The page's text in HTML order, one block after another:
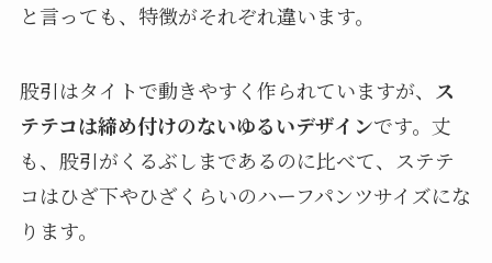
と言っても、特徴がそれぞれ違います。
股引はタイトで動きやすく作られていますが、 ス
テテコは締め付けのないゆるいデザインです。丈
も、股引がくるぶしまであるのに比べて、ステテ
コはひざ下やひざくらいのハーフパンツサイズにな
ります。